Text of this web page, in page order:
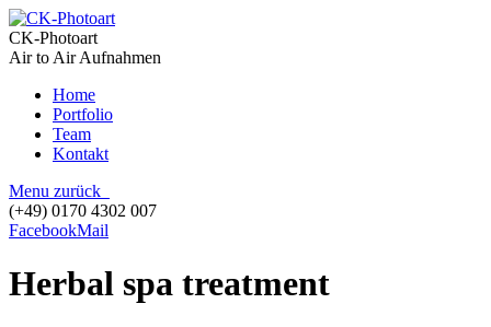
CK-Photoart
Air to Air Aufnahmen
Home
Portfolio
Team
Kontakt
Menu zurück
(+49) 0170 4302 007
FacebookMail
Herbal spa treatment